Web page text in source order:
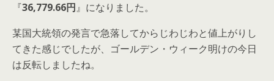
『36,779.66円』になりました。
某国大統領の発言で急落してからじわじわと値上がりし
てきた感じでしたが、ゴールデン・ウィーク明けの今日
は反転しましたね。